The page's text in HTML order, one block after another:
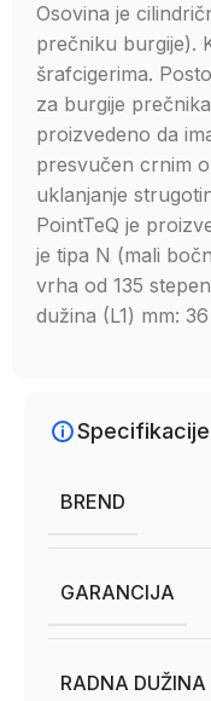
Osovina je
prečniku burgije).
šrafcigerima.
za burgije
proizvedeno da
presvučen crnim
uklanjanje
PointTeQ je
je tipa N (mali
vrha od 135
dužina (L1) mm: 36
BREND
GARANCIJA
RADNA